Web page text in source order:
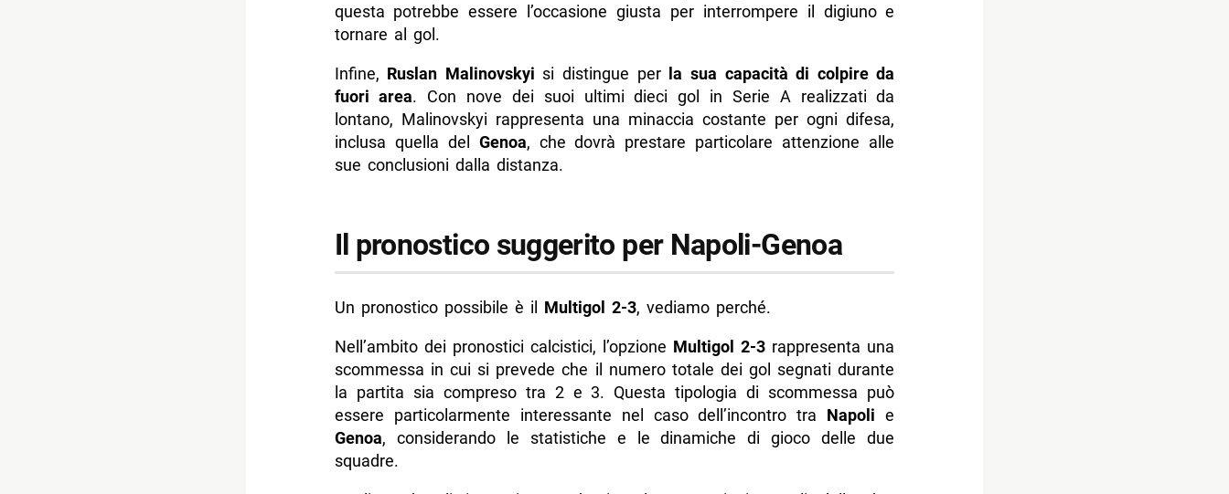
questa potrebbe essere l’occasione giusta per interrompere il digiuno e
tornare al gol.
Infine, Ruslan Malinovskyi si distingue per
la sua capacità di colpire da
fuori area. Con nove dei suoi ultimi dieci gol in Serie A realizzati da
lontano, Malinovskyi rappresenta una minaccia costante per ogni difesa,
inclusa quella del Genoa, che dovrà prestare particolare attenzione alle
sue conclusioni dalla distanza.
Il pronostico suggerito per Napoli-Genoa
Un pronostico possibile è il Multigol 2-3, vediamo perché.
Nell’ambito dei pronostici calcistici, l’opzione Multigol 2-3 rappresenta una
scommessa in cui si prevede che il numero totale dei gol segnati durante
la partita sia compreso tra 2 e 3. Questa tipologia di scommessa può
essere particolarmente interessante nel caso dell’incontro tra Napoli e
Genoa, considerando le statistiche e le dinamiche di gioco delle due
squadre.